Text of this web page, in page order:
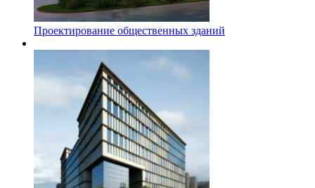
Проектирование общественных зданий